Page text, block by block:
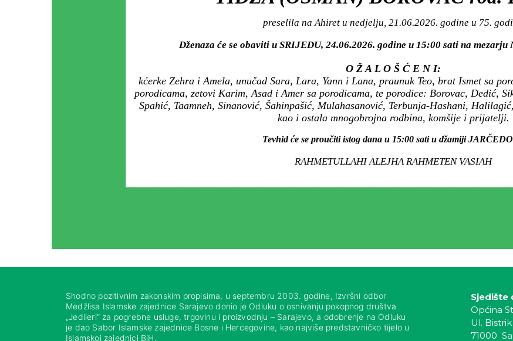
preselila na Ahiret u nedjelju, 21.06.2026. godine u 75.
Dženaza će se obaviti u SRIJEDU, 24.06.2026. godine u 15:00 sati na mezarju
O Ž A L O Š Ć E N I:
kćerke Zehra i Amela, unučad Sara, Lara, Yann i Lana, praunuk Teo, brat Ismet sa
porodicama, zetovi Karim, Asad i Amer sa porodicama, te porodice: Borovac, Dedić,
Spahić, Taamneh, Sinanović, Šahinpašić, Mulahasanović, Terbunja-Hashani,
kao i ostala mnogobrojna rodbina, komšije i prijatelji.
Tevhid će se proučiti istog dana u 15:00 sati u džamiji
RAHMETULLAHI ALEJHA RAHMETEN VASIAH
Shodno pozitivnim zakonskim propisima, u septembru 2003. godine, Izvršni odbor
Medžlisa Islamske zajednice Sarajevo donio je Odluku o osnivanju pokopnog društva
„Jedileri“ za pogrebne usluge, trgovinu i proizvodnju – Sarajevo, a odobrenje na Odluku
je dao Sabor Islamske zajednice Bosne i Hercegovine, kao najviše predstavničko tijelo u
Islamskoj zajednici BiH.
Sjedište
Općina
Ul.
71000